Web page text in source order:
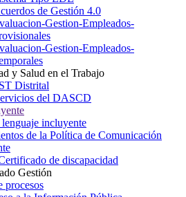
de Gestión 4.0
Gestion-Empleados-
Gestion-Empleados-
y Salud en el Trabajo
Distrital
del DASCD
incluyente
de la Política de Comunicación
de discapacidad
Gestión
procesos